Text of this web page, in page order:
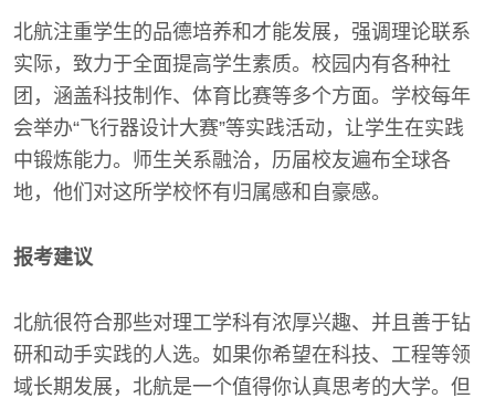
北航注重学生的品德培养和才能发展，强调理论联系
实际，致力于全面提高学生素质。校园内有各种社
团，涵盖科技制作、体育比赛等多个方面。学校每年
会举办“飞行器设计大赛”等实践活动，让学生在实践
中锻炼能力。师生关系融洽，历届校友遍布全球各
地，他们对这所学校怀有归属感和自豪感。
报考建议
北航很符合那些对理工学科有浓厚兴趣、并且善于钻
研和动手实践的人选。如果你希望在科技、工程等领
域长期发展，北航是一个值得你认真思考的大学。但